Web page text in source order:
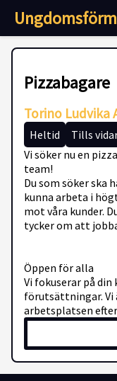
Pizzabagare
Torino Ludvika
Heltid Tills
Vi söker nu en
team!
Du som söker ska
kunna arbeta i
mot våra kunder.
tycker om att
Öppen för alla
Vi fokuserar på
förutsättningar. Vi
arbetsplatsen